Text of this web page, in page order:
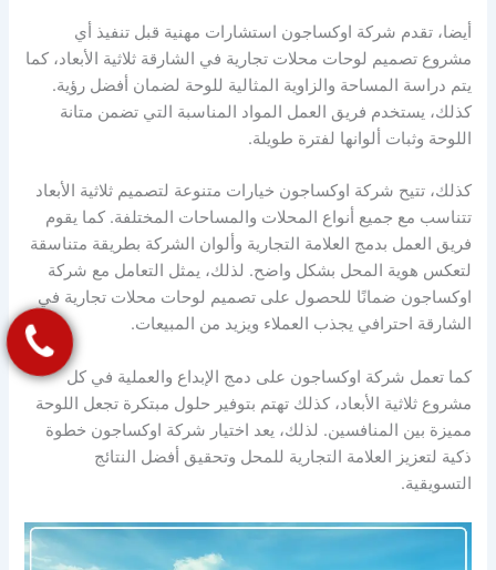
أيضا، تقدم شركة اوكساجون استشارات مهنية قبل تنفيذ أي
مشروع تصميم لوحات محلات تجارية في الشارقة ثلاثية الأبعاد، كما
يتم دراسة المساحة والزاوية المثالية للوحة لضمان أفضل رؤية.
كذلك، يستخدم فريق العمل المواد المناسبة التي تضمن متانة
اللوحة وثبات ألوانها لفترة طويلة.
كذلك، تتيح شركة اوكساجون خيارات متنوعة لتصميم ثلاثية الأبعاد
تتناسب مع جميع أنواع المحلات والمساحات المختلفة. كما يقوم
فريق العمل بدمج العلامة التجارية وألوان الشركة بطريقة متناسقة
لتعكس هوية المحل بشكل واضح. لذلك، يمثل التعامل مع شركة
اوكساجون ضمانًا للحصول على تصميم لوحات محلات تجارية في
الشارقة احترافي يجذب العملاء ويزيد من المبيعات.
كما تعمل شركة اوكساجون على دمج الإبداع والعملية في كل
مشروع ثلاثية الأبعاد، كذلك تهتم بتوفير حلول مبتكرة تجعل اللوحة
مميزة بين المنافسين. لذلك، يعد اختيار شركة اوكساجون خطوة
ذكية لتعزيز العلامة التجارية للمحل وتحقيق أفضل النتائج
التسويقية.